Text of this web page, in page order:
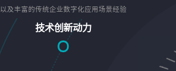
以及丰富的传统企业数字化应用场景经验
技术创新动力